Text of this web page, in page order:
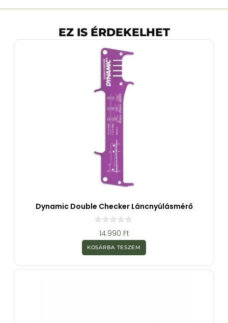
EZ IS ÉRDEKELHET
Dynamic Double Checker Láncnyúlásmérő
z
5
b
14.990 Ft
KOSÁRBA TESZEM